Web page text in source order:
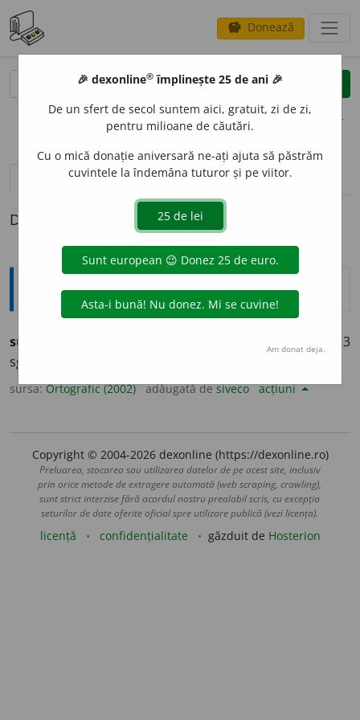
savings Donează
clear
opțiuni
definiții (1) pronunțievolume_up (4)
Definiția cu ID-ul 284895:
Ortografice DOOM
subestim
3
sg. și pl.
sursa:Ortografic (2002) adăugată desiveco acțiuni
Copyright © 2004-2026 dexonline (https://dexonline.ro)
Preluarea, stocarea sau utilizarea datelor de pe acest site, inclusiv
prin orice metode de extragere automată (web scraping, crawling),
sunt strict interzise fără acordul nostru prealabil scris, cu excepția
seturilor de date oferite oficial spre utilizare publică (vezi licența).
licență confidențialitate găzduit de Hosterion
🎉 dexonline® împlinește 25 de ani 🎉
De un sfert de secol suntem aici, gratuit, zi de zi,
pentru milioane de căutări.
Cu o mică donație aniversară ne-ați ajuta să păstrăm
cuvintele la îndemâna tuturor și pe viitor.
Am donat deja.